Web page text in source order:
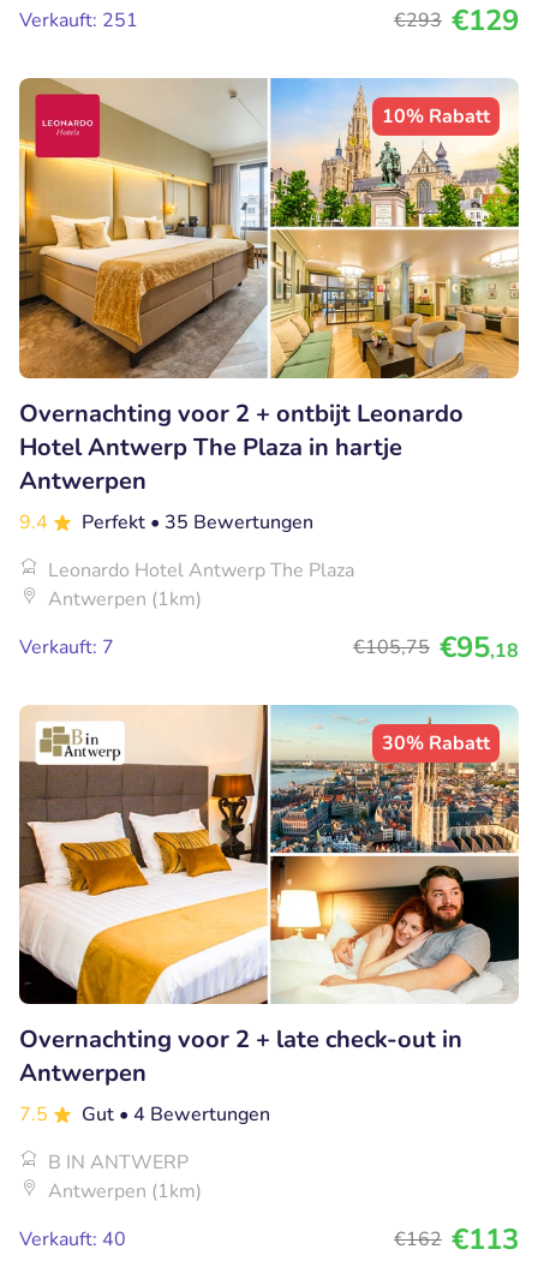
Verkauft: 251
€293 €129
10% Rabatt
Overnachting voor 2 + ontbijt Leonardo
Hotel Antwerp The Plaza in hartje
Antwerpen
9.4 Perfekt • 35 Bewertungen
Leonardo Hotel Antwerp The Plaza
Antwerpen (1km)
Verkauft: 7
€105,75 €95,18
30% Rabatt
Overnachting voor 2 + late check-out in
Antwerpen
7.5 Gut • 4 Bewertungen
B IN ANTWERP
Antwerpen (1km)
Verkauft: 40
€162 €113